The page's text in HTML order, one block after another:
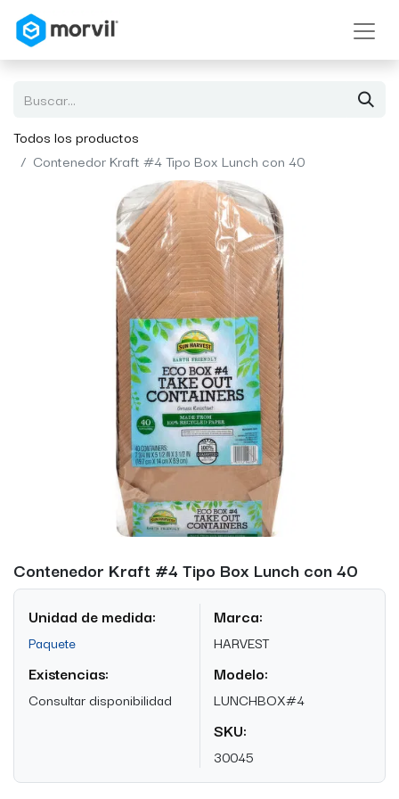
Todos los productos
Contenedor Kraft #4 Tipo Box Lunch con 40
Contenedor Kraft #4 Tipo Box Lunch con 40
Unidad de medida:
Paquete
Existencias:
Consultar disponibilidad
Marca:
HARVEST
Modelo:
LUNCHBOX#4
SKU:
30045